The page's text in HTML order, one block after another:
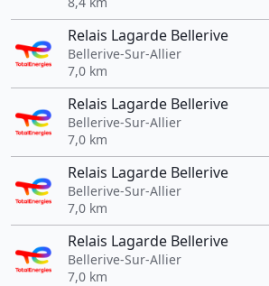
Relais Lagarde Bellerive
Bellerive-Sur-Allier
7,0 km
Relais Lagarde Bellerive
Bellerive-Sur-Allier
7,0 km
Relais Lagarde Bellerive
Bellerive-Sur-Allier
7,0 km
Relais Lagarde Bellerive
Bellerive-Sur-Allier
7,0 km